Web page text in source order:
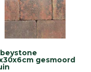
gesmoord